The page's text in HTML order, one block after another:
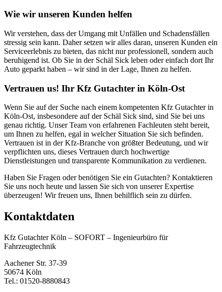
Wie wir unseren Kunden helfen
Wir verstehen, dass der Umgang mit Unfällen und Schadensfällen
stressig sein kann. Daher setzen wir alles daran, unseren Kunden ein
Serviceerlebnis zu bieten, das nicht nur professionell, sondern auch
beruhigend ist. Ob Sie in der Schäl Sick leben oder einfach dort Ihr
Auto geparkt haben – wir sind in der Lage, Ihnen zu helfen.
Vertrauen us! Ihr Kfz Gutachter in Köln-Ost
Wenn Sie auf der Suche nach einem kompetenten Kfz Gutachter in
Köln-Ost, insbesondere auf der Schäl Sick sind, sind Sie bei uns
genau richtig. Unser Team von erfahrenen Fachleuten steht bereit,
um Ihnen zu helfen, egal in welcher Situation Sie sich befinden.
Vertrauen ist in der Kfz-Branche von größter Bedeutung, und wir
verpflichten uns, dieses Vertrauen durch hochwertige
Dienstleistungen und transparente Kommunikation zu verdienen.
Haben Sie Fragen oder benötigen Sie ein Gutachten? Kontaktieren
Sie uns noch heute und lassen Sie sich von unserer Expertise
überzeugen! Wir freuen uns, Ihnen behilflich sein zu dürfen.
Kontaktdaten
Kfz Gutachter Köln – SOFORT – Ingenieurbüro für
Fahrzeugtechnik
Aachener Str. 37-39
50674 Köln
Tel.: 01520-8880843